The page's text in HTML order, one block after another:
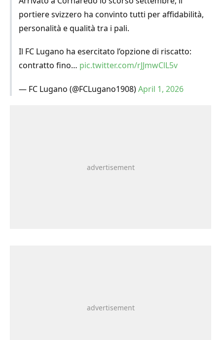
portiere svizzero ha convinto tutti per affidabilità,
personalità e qualità tra i pali.
Il FC Lugano ha esercitato l’opzione di riscatto:
contratto fino… pic.twitter.com/rJJmwClL5v
— FC Lugano (@FCLugano1908)April 1, 2026